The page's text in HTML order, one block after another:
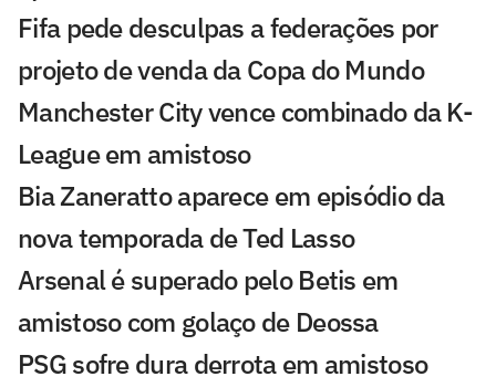
Fifa pede desculpas a federações por
projeto de venda da Copa do Mundo
Manchester City vence combinado da K-
League em amistoso
Bia Zaneratto aparece em episódio da
nova temporada de Ted Lasso
Arsenal é superado pelo Betis em
amistoso com golaço de Deossa
PSG sofre dura derrota em amistoso